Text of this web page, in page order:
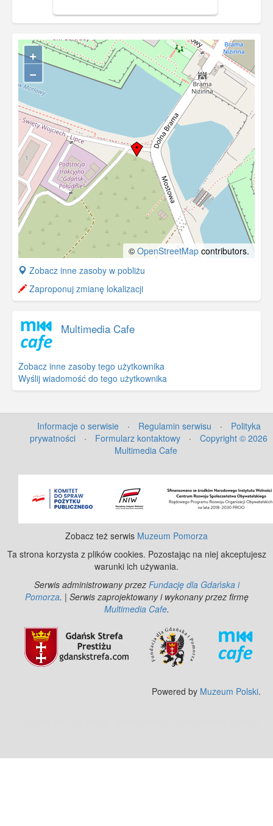
+
−
© OpenStreetMap contributors.
+
−
Zobacz inne zasoby w pobliżu
Zaproponuj zmianę lokalizacji
Multimedia Cafe
Zobacz inne zasoby tego użytkownika
Wyślij wiadomość do tego użytkownika
Informacje o serwisie · Regulamin serwisu ·
Polityka
prywatności
· Formularz kontaktowy ·
Copyright © 2026
Multimedia Cafe
Zobacz też serwis Muzeum Pomorza
Ta strona korzysta z plików cookies. Pozostając na niej akceptujesz
warunki ich używania.
Serwis administrowany przez Fundację dla Gdańska i
Pomorza. | Serwis zaprojektowany i wykonany przez firmę
Multimedia Cafe.
Powered by Muzeum Polski.